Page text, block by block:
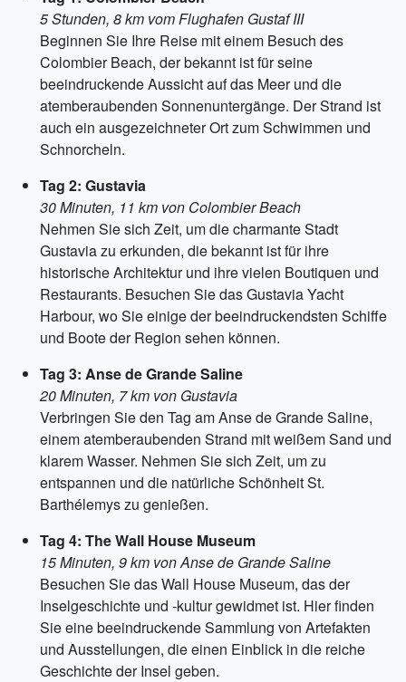
5 Stunden, 8 km vom Flughafen Gustaf III
Beginnen Sie Ihre Reise mit einem Besuch des
Colombier Beach, der bekannt ist für seine
beeindruckende Aussicht auf das Meer und die
atemberaubenden Sonnenuntergänge. Der Strand ist
auch ein ausgezeichneter Ort zum Schwimmen und
Schnorcheln.
Tag 2: Gustavia
30 Minuten, 11 km von Colombier Beach
Nehmen Sie sich Zeit, um die charmante Stadt
Gustavia zu erkunden, die bekannt ist für ihre
historische Architektur und ihre vielen Boutiquen und
Restaurants. Besuchen Sie das Gustavia Yacht
Harbour, wo Sie einige der beeindruckendsten Schiffe
und Boote der Region sehen können.
Tag 3: Anse de Grande Saline
20 Minuten, 7 km von Gustavia
Verbringen Sie den Tag am Anse de Grande Saline,
einem atemberaubenden Strand mit weißem Sand und
klarem Wasser. Nehmen Sie sich Zeit, um zu
entspannen und die natürliche Schönheit St.
Barthélemys zu genießen.
Tag 4: The Wall House Museum
15 Minuten, 9 km von Anse de Grande Saline
Besuchen Sie das Wall House Museum, das der
Inselgeschichte und -kultur gewidmet ist. Hier finden
Sie eine beeindruckende Sammlung von Artefakten
und Ausstellungen, die einen Einblick in die reiche
Geschichte der Insel geben.